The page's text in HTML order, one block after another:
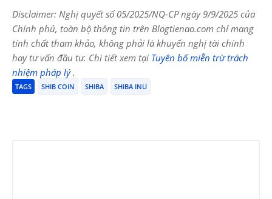
Disclaimer: Nghị quyết số 05/2025/NQ-CP ngày 9/9/2025 của
Chính phủ, toàn bộ thông tin trên Blogtienao.com chỉ mang
tính chất tham khảo, không phải là khuyến nghị tài chính
hay tư vấn đầu tư. Chi tiết xem tại Tuyên bố miễn trừ trách
nhiệm pháp lý.
TAGS SHIB COIN SHIBA SHIBA INU